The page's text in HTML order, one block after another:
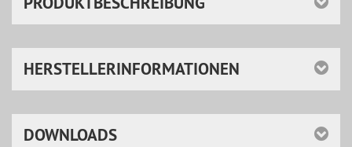
HERSTELLERINFORMATIONEN
DOWNLOADS